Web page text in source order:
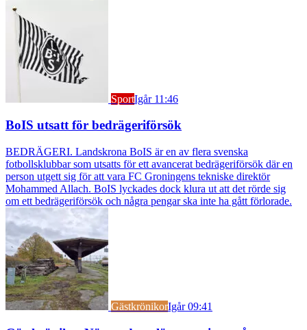
SportIgår 11:46
BoIS utsatt för bedrägeriförsök
BEDRÄGERI. Landskrona BoIS är en av flera svenska
fotbollsklubbar som utsatts för ett avancerat bedrägeriförsök där en
person utgett sig för att vara FC Groningens tekniske direktör
Mohammed Allach. BoIS lyckades dock klura ut att det rörde sig
om ett bedrägeriförsök och några pengar ska inte ha gått förlorade.
GästkrönikorIgår 09:41